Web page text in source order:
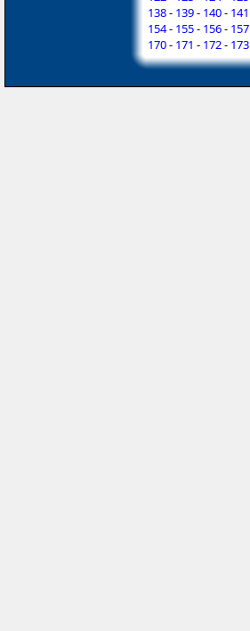
138- 139- 140- 141
154- 155- 156- 157
170- 171 - 172- 173